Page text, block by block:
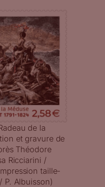
de la
et gravure de
Théodore
Ricciarini /
taille-
P. Albuisson)